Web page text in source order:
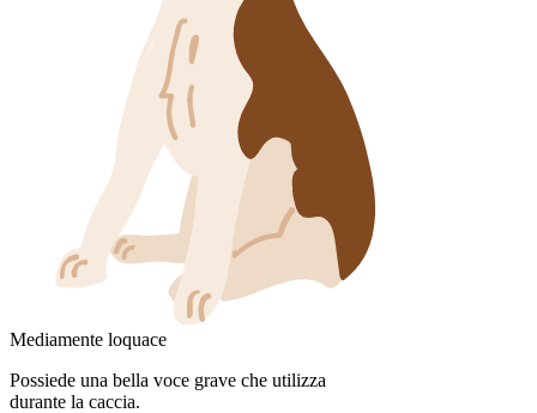
Mediamente loquace
Possiede una bella voce grave che utilizza
durante la caccia.